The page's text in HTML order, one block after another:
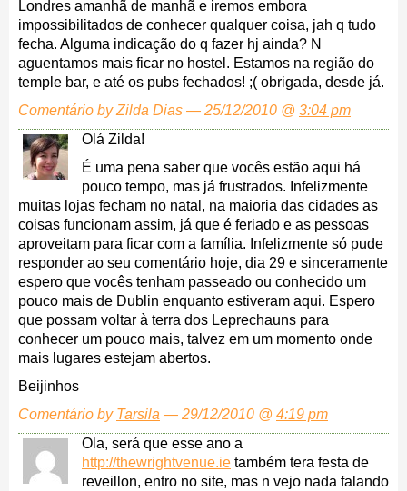
Londres amanhã de manhã e iremos embora
impossibilitados de conhecer qualquer coisa, jah q tudo
fecha. Alguma indicação do q fazer hj ainda? N
aguentamos mais ficar no hostel. Estamos na região do
temple bar, e até os pubs fechados! ;( obrigada, desde já.
Comentário by Zilda Dias — 25/12/2010 @ 3:04 pm
Olá Zilda!
É uma pena saber que vocês estão aqui há
pouco tempo, mas já frustrados. Infelizmente
muitas lojas fecham no natal, na maioria das cidades as
coisas funcionam assim, já que é feriado e as pessoas
aproveitam para ficar com a família. Infelizmente só pude
responder ao seu comentário hoje, dia 29 e sinceramente
espero que vocês tenham passeado ou conhecido um
pouco mais de Dublin enquanto estiveram aqui. Espero
que possam voltar à terra dos Leprechauns para
conhecer um pouco mais, talvez em um momento onde
mais lugares estejam abertos.
Beijinhos
Comentário by Tarsila — 29/12/2010 @ 4:19 pm
Ola, será que esse ano a
http://thewrightvenue.ie também tera festa de
reveillon, entro no site, mas n vejo nada falando